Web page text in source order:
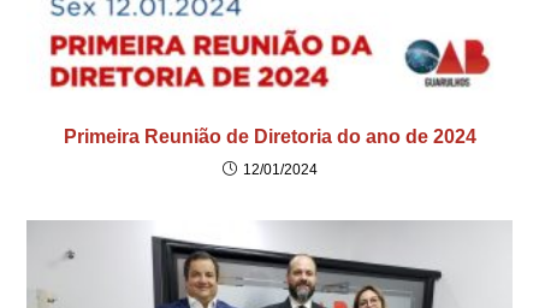
Primeira Reunião de Diretoria do ano de 2024
12/01/2024